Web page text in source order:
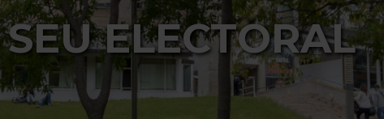
SEU ELECTORAL